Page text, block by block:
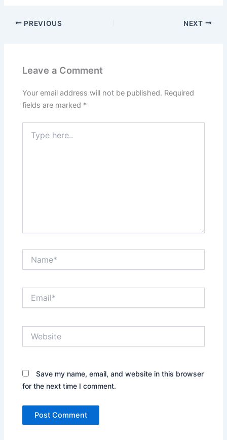
PREVIOUS NEXT
Leave a Comment
Your email address will not be published. Required
fields are marked *
here..
Save my name, email, and website in this browser
for the next time I comment.